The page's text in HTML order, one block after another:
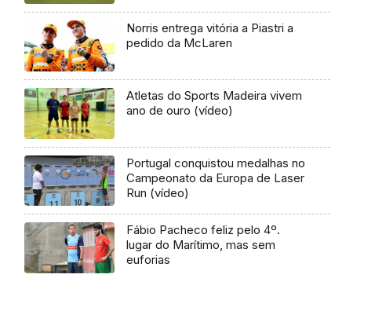
Norris entrega vitória a Piastri a
pedido da McLaren
Atletas do Sports Madeira vivem
ano de ouro (vídeo)
Portugal conquistou medalhas no
Campeonato da Europa de Laser
Run (vídeo)
Fábio Pacheco feliz pelo 4º.
lugar do Marítimo, mas sem
euforias